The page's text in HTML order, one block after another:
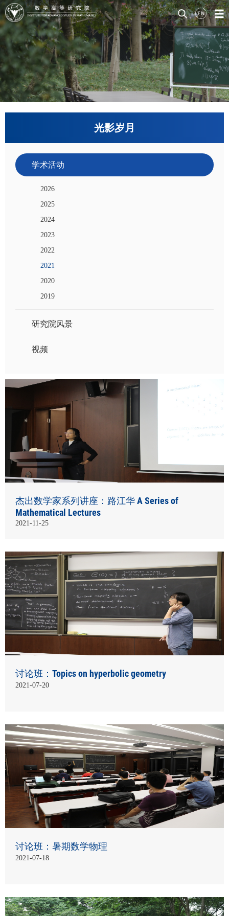
光影岁月
学术活动
2026
2025
2024
2023
2022
2021
2020
2019
研究院风景
视频
杰出数学家系列讲座：路江华 A Series of
Mathematical Lectures
2021-11-25
讨论班：Topics on hyperbolic geometry
2021-07-20
讨论班：暑期数学物理
2021-07-18